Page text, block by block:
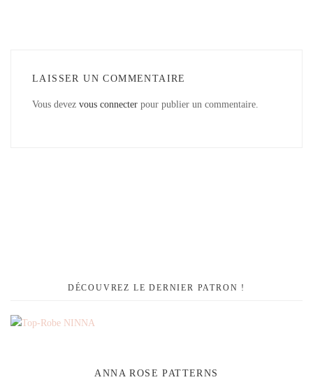
LAISSER UN COMMENTAIRE
Vous devez vous connecter pour publier un commentaire.
DÉCOUVREZ LE DERNIER PATRON !
ANNA ROSE PATTERNS